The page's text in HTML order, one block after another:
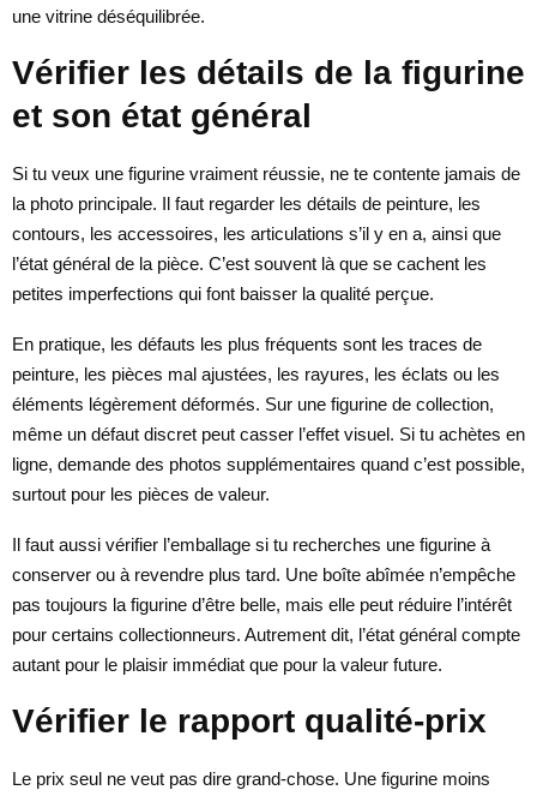
une vitrine déséquilibrée.
Vérifier les détails de la figurine
et son état général
Si tu veux une figurine vraiment réussie, ne te contente jamais de
la photo principale. Il faut regarder les détails de peinture, les
contours, les accessoires, les articulations s’il y en a, ainsi que
l’état général de la pièce. C’est souvent là que se cachent les
petites imperfections qui font baisser la qualité perçue.
En pratique, les défauts les plus fréquents sont les traces de
peinture, les pièces mal ajustées, les rayures, les éclats ou les
éléments légèrement déformés. Sur une figurine de collection,
même un défaut discret peut casser l’effet visuel. Si tu achètes en
ligne, demande des photos supplémentaires quand c’est possible,
surtout pour les pièces de valeur.
Il faut aussi vérifier l’emballage si tu recherches une figurine à
conserver ou à revendre plus tard. Une boîte abîmée n’empêche
pas toujours la figurine d’être belle, mais elle peut réduire l’intérêt
pour certains collectionneurs. Autrement dit, l’état général compte
autant pour le plaisir immédiat que pour la valeur future.
Vérifier le rapport qualité-prix
Le prix seul ne veut pas dire grand-chose. Une figurine moins